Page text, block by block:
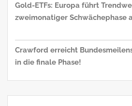
Gold-ETFs: Europa führt
zweimonatiger Schwächephase
Crawford erreicht
in die finale Phase!